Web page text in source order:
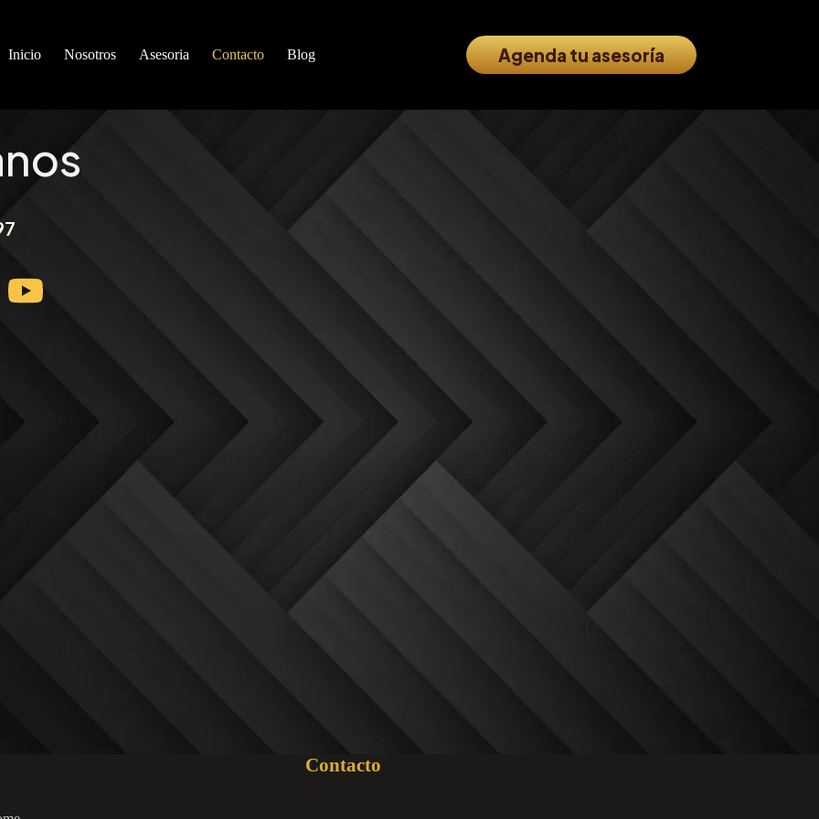
Inicio Nosotros Asesoria Contacto Blog Agenda tu asesoría
Contacto